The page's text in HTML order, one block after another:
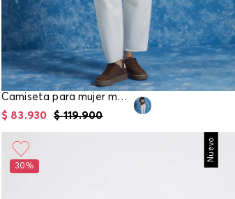
Camiseta para mujer manga corta
$ 119.900
$ 83.930
Nuevo
30%